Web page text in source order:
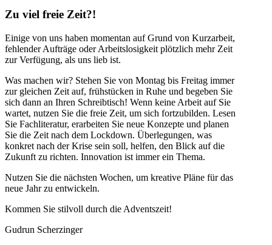
Zu viel freie Zeit?!
Einige von uns haben momentan auf Grund von Kurzarbeit,
fehlender Aufträge oder Arbeitslosigkeit plötzlich mehr Zeit
zur Verfügung, als uns lieb ist.
Was machen wir? Stehen Sie von Montag bis Freitag immer
zur gleichen Zeit auf, frühstücken in Ruhe und begeben Sie
sich dann an Ihren Schreibtisch! Wenn keine Arbeit auf Sie
wartet, nutzen Sie die freie Zeit, um sich fortzubilden. Lesen
Sie Fachliteratur, erarbeiten Sie neue Konzepte und planen
Sie die Zeit nach dem Lockdown. Überlegungen, was
konkret nach der Krise sein soll, helfen, den Blick auf die
Zukunft zu richten. Innovation ist immer ein Thema.
Nutzen Sie die nächsten Wochen, um kreative Pläne für das
neue Jahr zu entwickeln.
Kommen Sie stilvoll durch die Adventszeit!
Gudrun Scherzinger